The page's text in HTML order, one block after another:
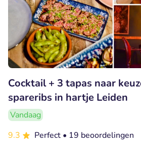
Cocktail + 3 tapas naar
spareribs in hartje Leiden
Vandaag
9.3
Perfect • 19 beoordelingen